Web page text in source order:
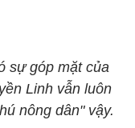
sự góp mặt của
Linh vẫn luôn
nông dân" vậy.